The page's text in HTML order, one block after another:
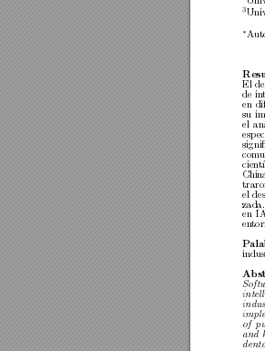
3
∗
El
de in
en
su
el
espec
com
cient
el
zada.
en
en
P
intel
of
and